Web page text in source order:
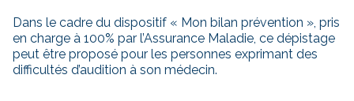
Dans le cadre du dispositif « Mon bilan prévention », pris
en charge à 100% par l’Assurance Maladie, ce dépistage
peut être proposé pour les personnes exprimant des
difficultés d’audition à son médecin.